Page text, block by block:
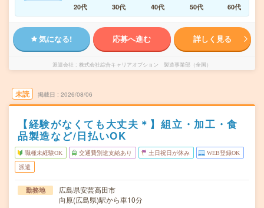
20代
30代 40代 50代 60代
気になる! 応募へ進む 詳しく見る
派遣会社 株式会社綜合キャリアオプション 製造事業部（全国）
未読 掲載日 2026/08/06
【経験がなくても大丈夫＊】組立・加工・食
品製造など/日払いOK
職種未経験OK 交通費別途支給あり 土日祝日が休み WEB登録OK
派遣
勤務地
広島県安芸高田市
向原(広島県)駅から車10分